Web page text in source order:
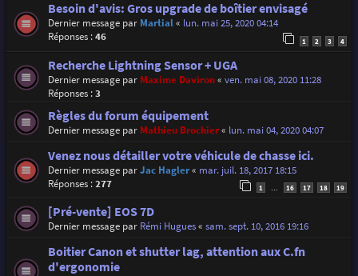
Besoin d'avis: Gros upgrade de boîtier envisagé
Dernier message par Martial« lun. mai 25, 2020 04:14
Réponses :46 1 2 3 4
Recherche Lightning Sensor + UGA
Dernier message par Maxime Daviron« ven. mai 08, 2020 11:28
Réponses :3
Règles du forum équipement
Dernier message par Mathieu Brochier« lun. mai 04, 2020 04:07
Venez nous détailler votre véhicule de chasse ici.
Dernier message parJac Hagler« mar. juil. 18, 2017 18:15
Réponses :277 1 16 17 18 19
[Pré-vente] EOS 7D
Dernier message par Rémi Hugues« sam. sept. 10, 2016 19:16
Boitier Canon et shutter lag, attention aux C.fn
d'ergonomie